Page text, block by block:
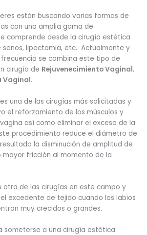
están buscando varias formas de
con una amplia gama de
comprende desde la cirugía estética
senos, lipectomia, etc. Actualmente y
se combina este tipo de
cirugía de Rejuvenecimiento Vaginal,
Vaginal.
es una de las cirugías más solicitadas y
el reforzamiento de los músculos y
así como eliminar el exceso de la
procedimiento reduce el diámetro de
la disminución de amplitud de
mayor fricción al momento de la
otra de las cirugías en este campo y
excedente de tejido cuando los labios
muy crecidos o grandes.
someterse a una cirugía estética